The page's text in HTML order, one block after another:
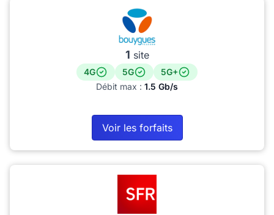
1 site
4G 5G
5G+
Débit max : 1.5 Gb/s
Voir les forfaits